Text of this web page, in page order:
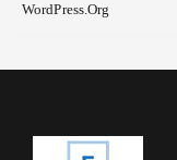
WordPress.org